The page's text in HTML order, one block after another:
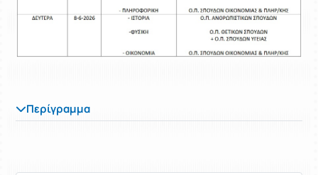
Περίγραμμα